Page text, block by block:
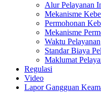
Alur Pelayanan
Mekanisme
Permohonan
Mekanisme
Waktu Pelayanan
Standar Biaya
Maklumat
Regulasi
Video
Lapor Gangguan